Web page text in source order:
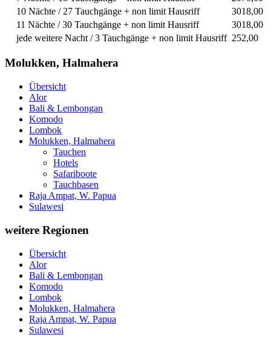
10 Nächte / 27 Tauchgänge + non limit Hausriff
3018,00
11 Nächte / 30 Tauchgänge + non limit Hausriff
3018,00
jede weitere Nacht / 3 Tauchgänge + non limit Hausriff 252,00
Molukken, Halmahera
Übersicht
Alor
Bali & Lembongan
Komodo
Lombok
Molukken, Halmahera
Tauchen
Hotels
Safariboote
Tauchbasen
Raja Ampat, W. Papua
Sulawesi
weitere Regionen
Übersicht
Alor
Bali & Lembongan
Komodo
Lombok
Molukken, Halmahera
Raja Ampat, W. Papua
Sulawesi